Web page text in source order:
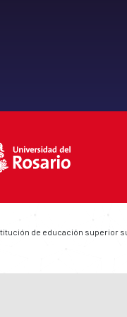
de educación superior